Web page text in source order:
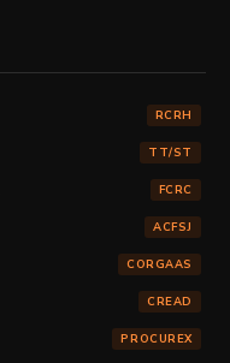
RCRH
TT/ST
FCRC
ACFSJ
CORGAAS
CREAD
PROCUREX